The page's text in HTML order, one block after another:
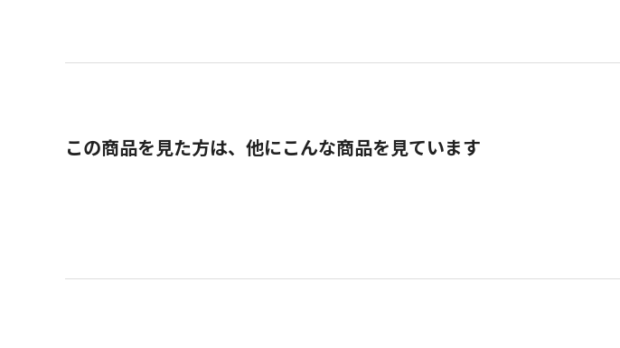
この商品を見た方は、他にこんな商品を見ています